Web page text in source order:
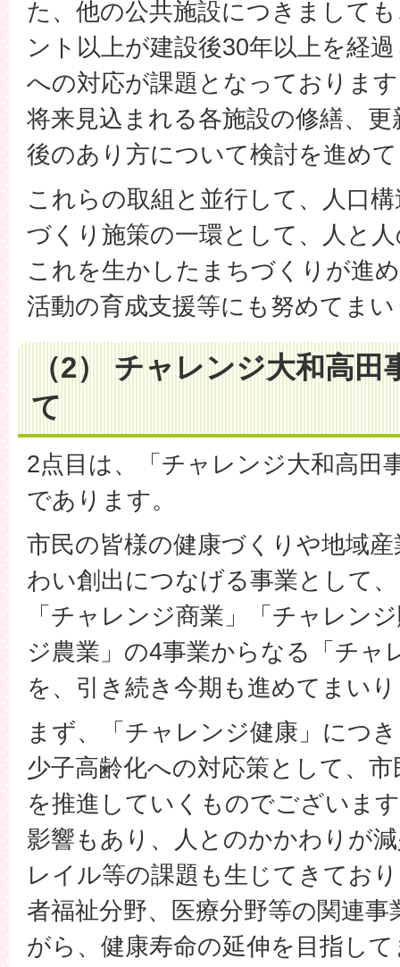
た、他の公共施設につきまして
ント以上が建設後30年以上を経
への対応が課題となっておりま
将来見込まれる各施設の修繕、
後のあり方について検討を進め
これらの取組と並行して、人口
づくり施策の一環として、人と
これを生かしたまちづくりが進
活動の育成支援等にも努めてま
（2） チャレンジ大和高
て
2点目は、「チャレンジ大和高田
であります。
市民の皆様の健康づくりや地域
わい創出につなげる事業として
「チャレンジ商業」「チャレン
ジ農業」の4事業からなる「チャ
を、引き続き今期も進めてまい
まず、「チャレンジ健康」につ
少子高齢化への対応策として、
を推進していくものでございま
影響もあり、人とのかかわりが
レイル等の課題も生じてきてお
者福祉分野、医療分野等の関連
がら、健康寿命の延伸を目指し